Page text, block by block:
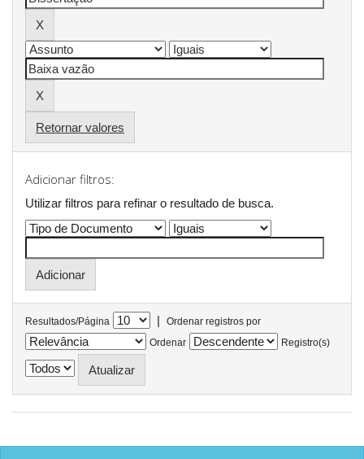
Retornar valores
Adicionar filtros:
Utilizar filtros para refinar o resultado de busca.
Resultados/Página |
Ordenar registros por
Ordenar
Registro(s)